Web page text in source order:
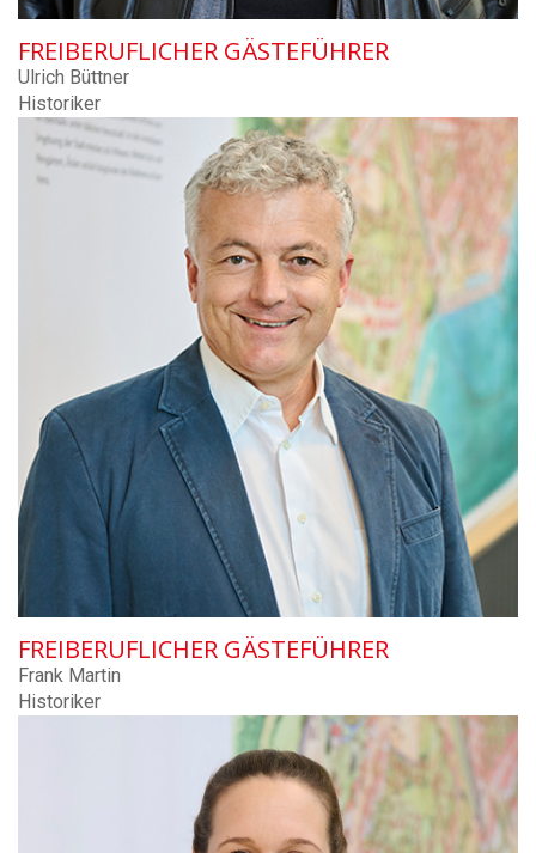
FREIBERUFLICHER GÄSTEFÜHRER
Ulrich Büttner
Historiker
FREIBERUFLICHER GÄSTEFÜHRER
Frank Martin
Historiker